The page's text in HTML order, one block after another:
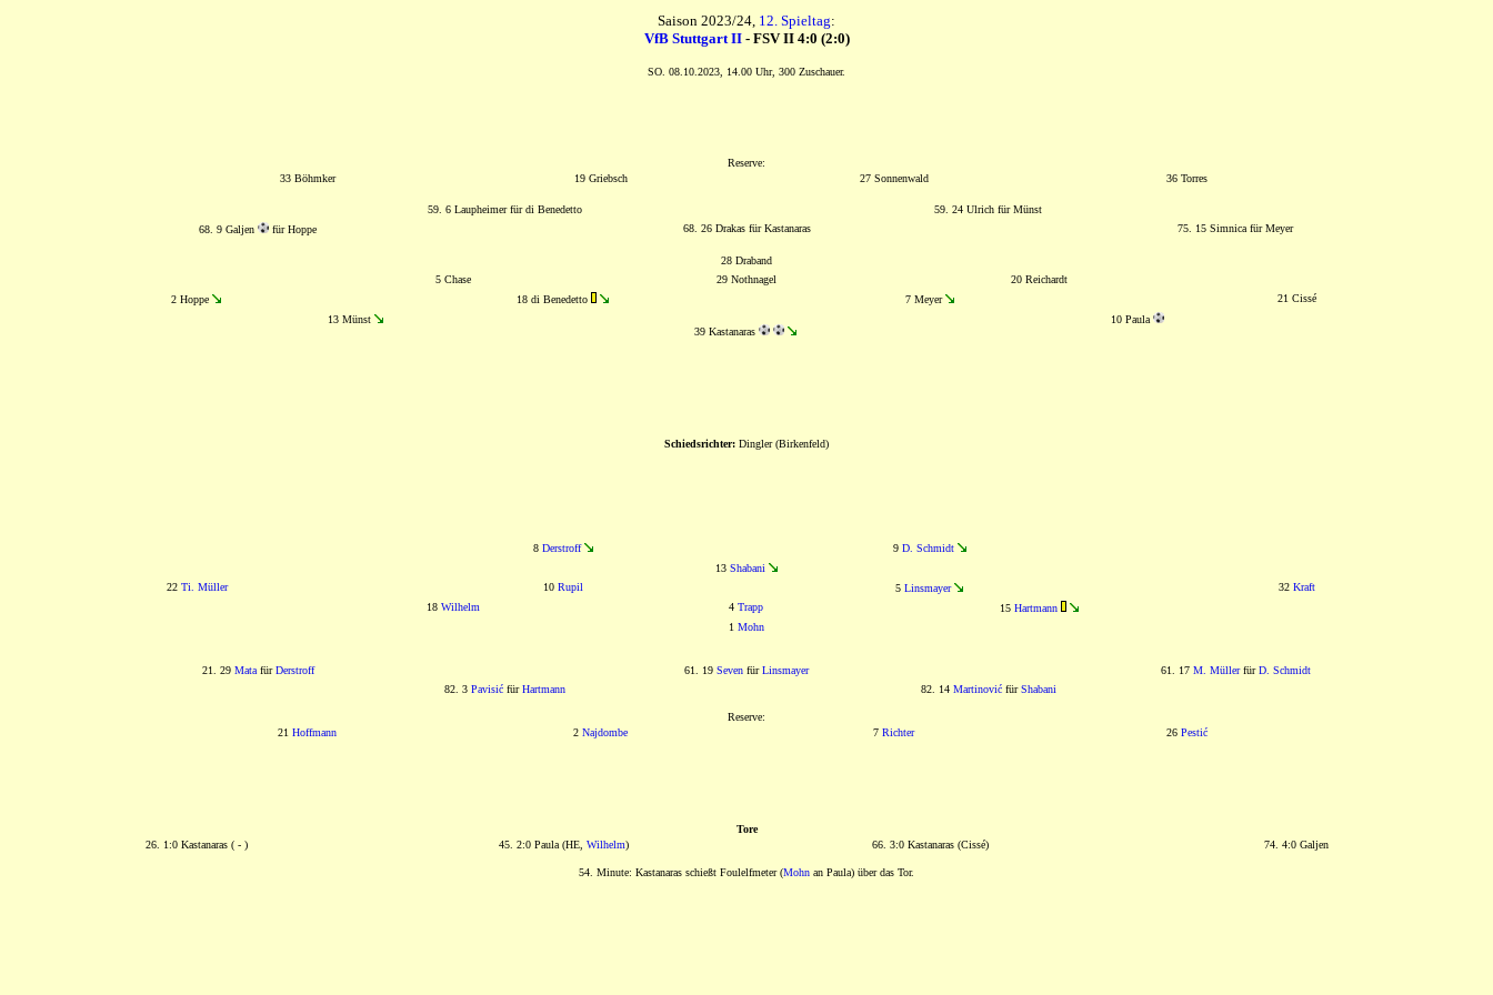
Saison 2023/24, 12. Spieltag:
VfB Stuttgart II- FSV II 4:0 (2:0)
SO. 08.10.2023, 14.00 Uhr, 300 Zuschauer.
Reserve:
33 Böhmker
19 Griebsch 27 Sonnenwald 36 Torres
59. 6 Laupheimer für di Benedetto
59. 24 Ulrich für Münst
68. 9 Galjen
für Hoppe 68. 26 Drakas für Kastanaras 75. 15 Simnica für Meyer
28 Draband
5 Chase
29 Nothnagel
20 Reichardt
2 Hoppe
18 di Benedetto 7 Meyer
21 Cissé
13 Münst
39 Kastanaras
10 Paula
Schiedsrichter: Dingler (Birkenfeld)
8 Derstroff 9 D. Schmidt
13 Shabani
22 Ti. Müller 10 Rupil 5 Linsmayer 32 Kraft
18 Wilhelm 4 Trapp 15 Hartmann
1 Mohn
21. 29 MatafürDerstroff 61. 19 Seven fürLinsmayer 61. 17 M. MüllerfürD. Schmidt
82. 3 Pavisić fürHartmann 82. 14 MartinovićfürShabani
Reserve:
21 Hoffmann 2 Najdombe 7 Richter 26 Pestić
Tore
26. 1:0 Kastanaras ( - )
45. 2:0 Paula (HE, Wilhelm) 66. 3:0 Kastanaras (Cissé) 74. 4:0 Galjen
54. Minute: Kastanaras schießt Foulelfmeter (Mohn an Paula) über das Tor.